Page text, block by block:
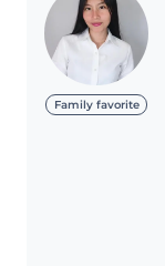
Family favorite